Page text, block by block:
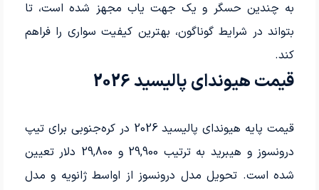
به چندین حسگر و یک جهت یاب مجهز شده است، تا
بتواند در شرایط گوناگون، بهترین کیفیت سواری را فراهم
کند.
قیمت هیوندای پالیسید 2026
قیمت پایه هیوندای پالیسید 2026 در کره‌جنوبی برای تیپ
درونسوز و هیبرید به ترتیب 29,900 و 29,800 دلار تعیین
شده است. تحویل مدل درونسوز از اواسط ژانویه و مدل